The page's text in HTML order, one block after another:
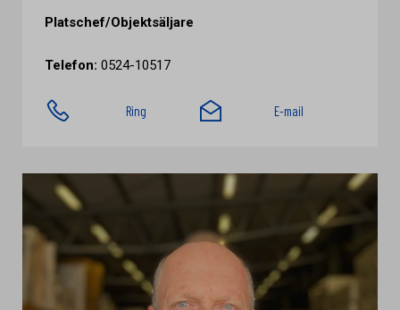
Platschef/Objektsäljare
Telefon: 0524-10517
Ring E-mail